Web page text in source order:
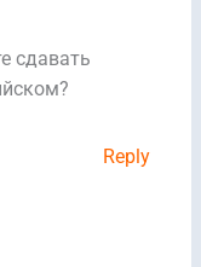
сдавать
Reply